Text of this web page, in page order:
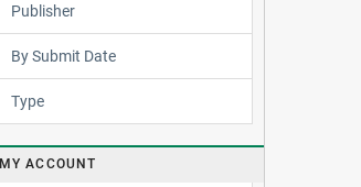
Publisher
By Submit Date
Type
MY ACCOUNT